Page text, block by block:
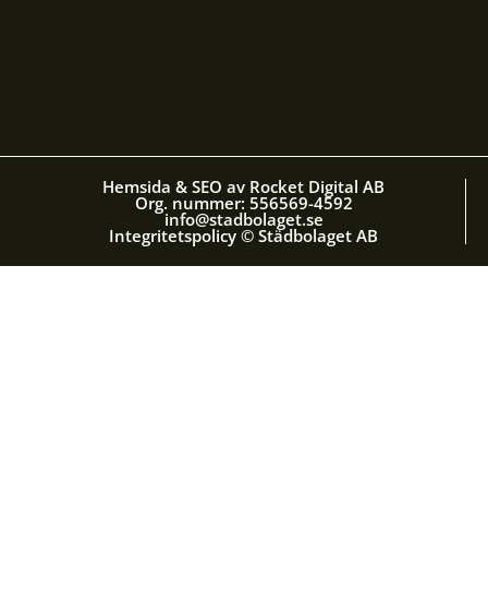
Hemsida & SEO av Rocket Digital AB
Org. nummer: 556569-4592
info@stadbolaget.se
Integritetspolicy © Städbolaget AB